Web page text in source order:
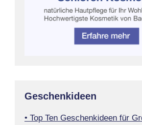
Geschenkideen
• Top Ten Geschenkideen für